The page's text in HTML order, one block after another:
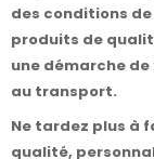
des conditions
produits de
une démarche
au transport.
Ne tardez plus à
qualité,